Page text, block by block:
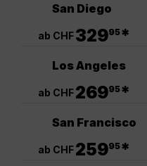
San Diego
ab CHF32995*
Los Angeles
ab CHF26995*
San Francisco
ab CHF25995*